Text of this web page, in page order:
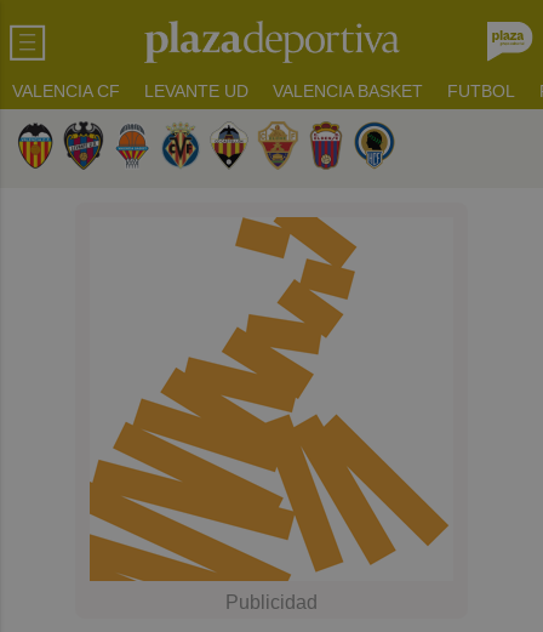
VALENCIA CF LEVANTE UD VALENCIA BASKET FUTBOL